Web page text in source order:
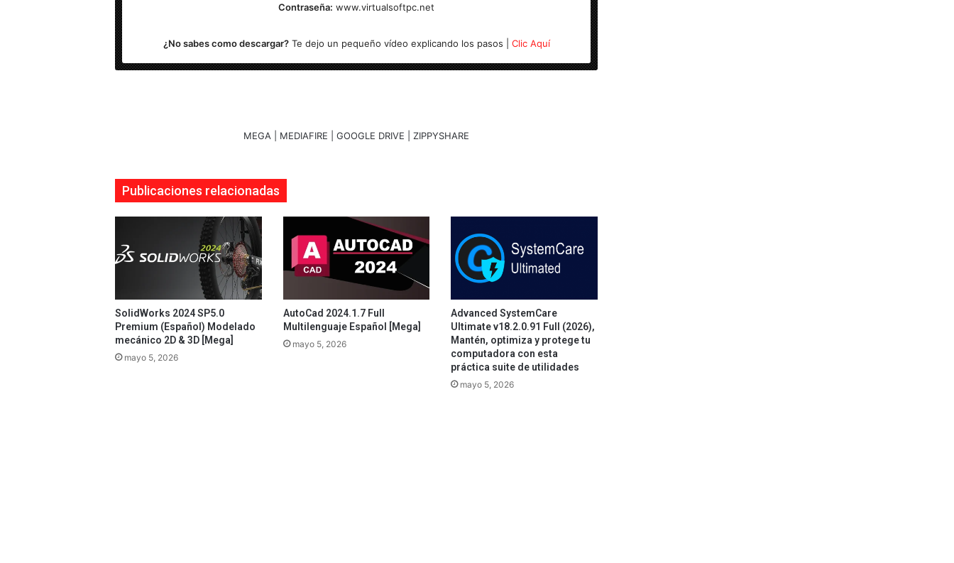
Sistema Operativo: Windows 7/8.1/10 (x32 y x 64 Bits)
Activador: Incluido
Contraseña: www.virtualsoftpc.net
¿No sabes como descargar?Te dejo un pequeño vídeo explicando los pasos | Clic Aquí
MEGA | MEDIAFIRE | GOOGLE DRIVE | ZIPPYSHARE
Publicaciones relacionadas
SolidWorks 2024 SP5.0
Premium (Español) Modelado
mecánico 2D & 3D [Mega]
mayo 5, 2026
AutoCad 2024.1.7 Full
Multilenguaje Español [Mega]
mayo 5, 2026
Advanced SystemCare
Ultimate v18.2.0.91 Full (2026),
Mantén, optimiza y protege tu
computadora con esta
práctica suite de utilidades
mayo 5, 2026